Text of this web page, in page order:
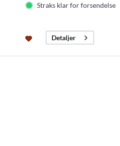
Straks klar for forsendelse
Detaljer